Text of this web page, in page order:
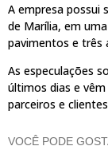
A empresa possui
de Marília, em
pavimentos e três
As especulações
últimos dias e
parceiros e